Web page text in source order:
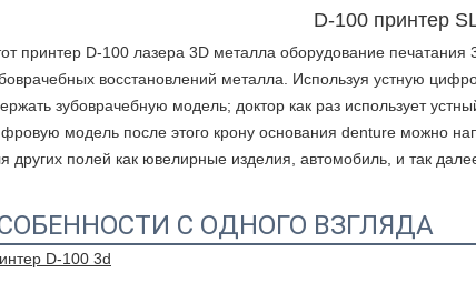
D-100 принтер
принтер D-100 лазера 3D металла оборудование печатания
восстановлений металла. Используя устную
зубоврачебную модель; доктор как раз использует
модель после этого крону основания denture можно
других полей как ювелирные изделия, автомобиль, и так
С ОДНОГО ВЗГЛЯДА
D-100 3d